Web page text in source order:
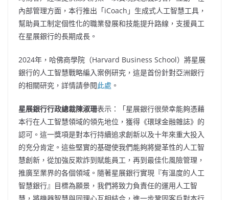
內部管理方面，本行推出「iCoach」生成式人工智慧工具，
幫助員工制定個性化的職業發展和技能提升路線，支援員工
在星展銀行的長期成長。
2024年，哈佛商學院（Harvard Business School）將星展
銀行的人工智慧戰略編入案例研究，這是首份針對亞洲銀行
的相關研究，詳情請參閱此處 。
星展銀行行政總裁陳淑珊表示：「星展銀行很榮幸能夠憑藉
本行在人工智慧領域的領先地位，獲得《環球金融雜誌》的
認可。這一獎項是對本行持續追求創新以及十年來重大投入
的充分肯定。這些堅實的基礎使我們能夠將變革性的人工智
慧創新，從加強反欺詐到賦能員工，再到最佳化風險管理，
推廣至業界的各個領域。隨著星展銀行實現『有溫度的人工
智慧銀行』目標為願景，我們將致力負責任的運用人工智